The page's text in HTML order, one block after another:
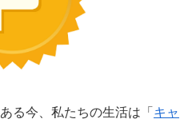
る今、私たちの生活は「 キャ